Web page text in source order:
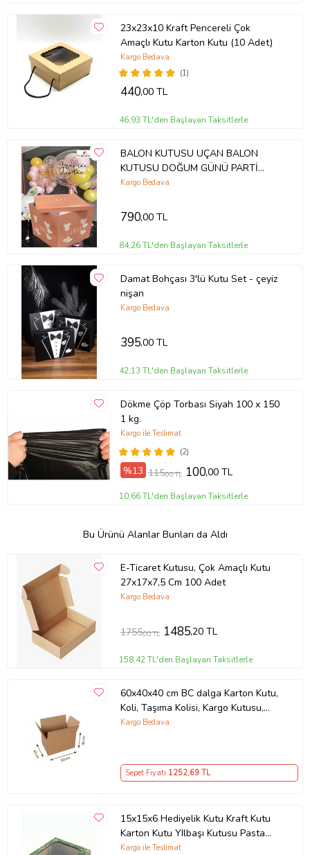
23x23x10 Kraft Pencereli Çok
Amaçlı Kutu Karton Kutu (10 Adet)
(1)
Kargo Bedava
440,00 TL
46,93 TL'den Başlayan Taksitlerle
BALON KUTUSU UÇAN BALON
KUTUSU DOĞUM GÜNÜ PARTİ
BALON KUTUSU SÜPRİZ KUTU
Kargo Bedava
790,00 TL
84,26 TL'den Başlayan Taksitlerle
Damat Bohçası 3'lü Kutu Set - çeyiz
nişan
Kargo Bedava
395,00 TL
42,13 TL'den Başlayan Taksitlerle
Dökme Çöp Torbası Siyah 100 x 150
1 kg.
(2)
Kargo ile Teslimat
%13 115,00 TL 100,00 TL
10,66 TL'den Başlayan Taksitlerle
Bu Ürünü Alanlar Bunları da Aldı
E-Ticaret Kutusu, Çok Amaçlı Kutu
27x17x7,5 Cm 100 Adet
Kargo Bedava
1755,00 TL 1485,20 TL
158,42 TL'den Başlayan Taksitlerle
60x40x40 cm BC dalga Karton Kutu,
Koli, Taşıma Kolisi, Kargo Kutusu,
Çeyiz Kolisi, Çeyiz Kutusu 5 Adet
Kargo Bedava
Sepet Fiyatı 1252,69 TL
15x15x6 Hediyelik Kutu Kraft Kutu
Karton Kutu YIlbaşı Kutusu Pasta
Kutusu Kargo Kutusu (10 ADET)
Kargo ile Teslimat